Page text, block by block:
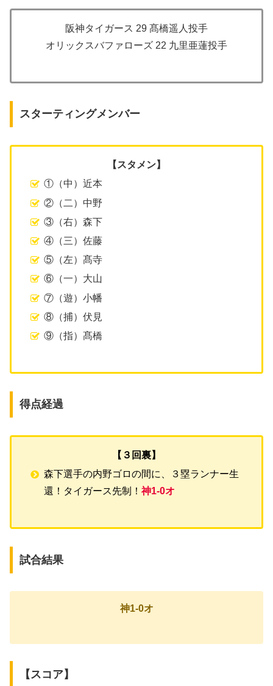
阪神タイガース 29 髙橋遥人投手
オリックスバファローズ 22 九里亜蓮投手
スターティングメンバー
【スタメン】
①（中）近本
②（二）中野
③（右）森下
④（三）佐藤
⑤（左）髙寺
⑥（一）大山
⑦（遊）小幡
⑧（捕）伏見
⑨（指）髙橋
得点経過
【３回裏】
森下選手の内野ゴロの間に、３塁ランナー生
還！タイガース先制！神1-0オ
試合結果
神1-0オ
【スコア】